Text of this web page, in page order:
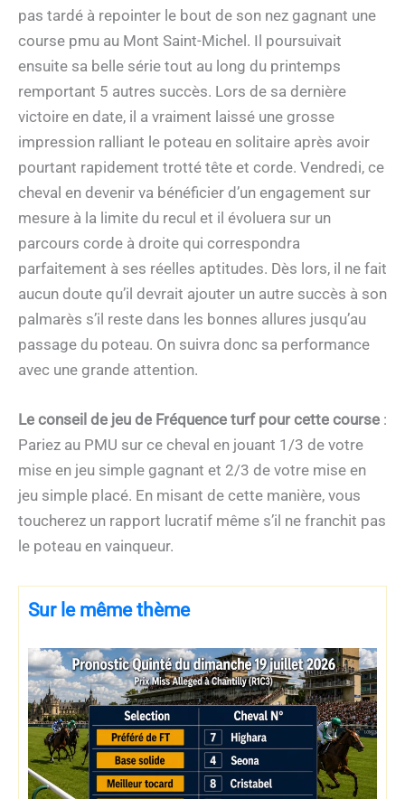
pas tardé à repointer le bout de son nez gagnant une
course pmu au Mont Saint-Michel. Il poursuivait
ensuite sa belle série tout au long du printemps
remportant 5 autres succès. Lors de sa dernière
victoire en date, il a vraiment laissé une grosse
impression ralliant le poteau en solitaire après avoir
pourtant rapidement trotté tête et corde. Vendredi, ce
cheval en devenir va bénéficier d’un engagement sur
mesure à la limite du recul et il évoluera sur un
parcours corde à droite qui correspondra
parfaitement à ses réelles aptitudes. Dès lors, il ne fait
aucun doute qu’il devrait ajouter un autre succès à son
palmarès s’il reste dans les bonnes allures jusqu’au
passage du poteau. On suivra donc sa performance
avec une grande attention.
Le conseil de jeu de Fréquence turf pour cette course :
Pariez au PMU sur ce cheval en jouant 1/3 de votre
mise en jeu simple gagnant et 2/3 de votre mise en
jeu simple placé. En misant de cette manière, vous
toucherez un rapport lucratif même s’il ne franchit pas
le poteau en vainqueur.
Sur le même thème